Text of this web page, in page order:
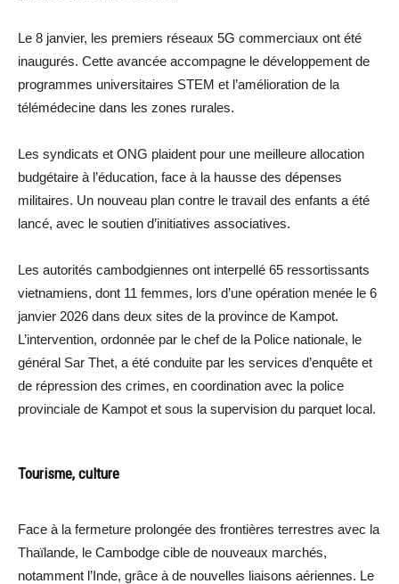
Le 8 janvier, les premiers réseaux 5G commerciaux ont été
inaugurés. Cette avancée accompagne le développement de
programmes universitaires STEM et l’amélioration de la
télémédecine dans les zones rurales.
Les syndicats et ONG plaident pour une meilleure allocation
budgétaire à l’éducation, face à la hausse des dépenses
militaires. Un nouveau plan contre le travail des enfants a été
lancé, avec le soutien d’initiatives associatives.
Les autorités cambodgiennes ont interpellé 65 ressortissants
vietnamiens, dont 11 femmes, lors d’une opération menée le 6
janvier 2026 dans deux sites de la province de Kampot.
L’intervention, ordonnée par le chef de la Police nationale, le
général Sar Thet, a été conduite par les services d’enquête et
de répression des crimes, en coordination avec la police
provinciale de Kampot et sous la supervision du parquet local.
Tourisme, culture
Face à la fermeture prolongée des frontières terrestres avec la
Thaïlande, le Cambodge cible de nouveaux marchés,
notamment l’Inde, grâce à de nouvelles liaisons aériennes. Le